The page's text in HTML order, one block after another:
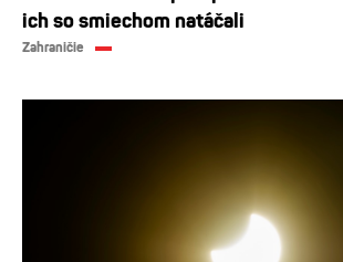
ich so smiechom natáčali
Zahraničie